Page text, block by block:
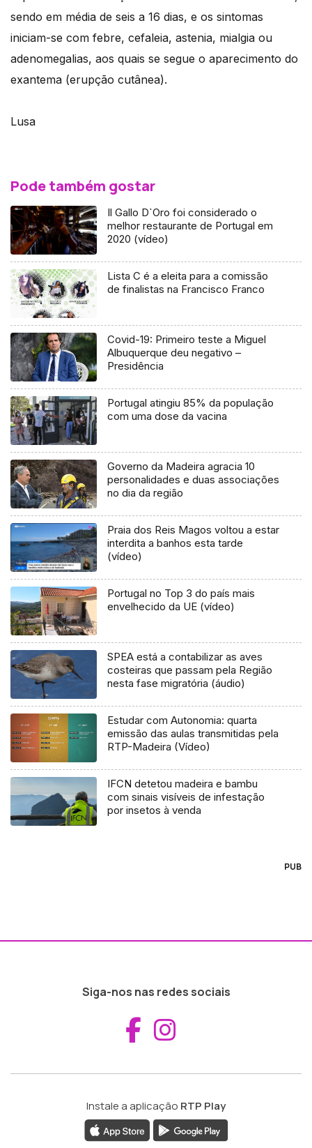
sendo em média de seis a 16 dias, e os sintomas
iniciam-se com febre, cefaleia, astenia, mialgia ou
adenomegalias, aos quais se segue o aparecimento do
exantema (erupção cutânea).
Lusa
Pode também gostar
Il Gallo D`Oro foi considerado o
melhor restaurante de Portugal em
2020 (vídeo)
Lista C é a eleita para a comissão
de finalistas na Francisco Franco
Covid-19: Primeiro teste a Miguel
Albuquerque deu negativo –
Presidência
Portugal atingiu 85% da população
com uma dose da vacina
Governo da Madeira agracia 10
personalidades e duas associações
no dia da região
Praia dos Reis Magos voltou a estar
interdita a banhos esta tarde
(vídeo)
Portugal no Top 3 do país mais
envelhecido da UE (vídeo)
SPEA está a contabilizar as aves
costeiras que passam pela Região
nesta fase migratória (áudio)
Estudar com Autonomia: quarta
emissão das aulas transmitidas pela
RTP-Madeira (Vídeo)
IFCN detetou madeira e bambu
com sinais visíveis de infestação
por insetos à venda
PUB
Siga-nos nas redes sociais
Aceder ao
Instale a aplicação RTP Play